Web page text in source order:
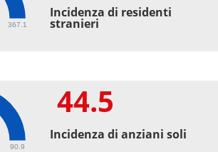
367.1
Incidenza di residenti
stranieri
90.9
44.5
Incidenza di anziani soli